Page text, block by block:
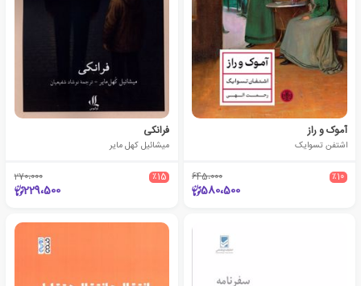
آموک و راز
اشتفن تسوایک
٪10 645،000
580،500
فرانکی
میشائیل کهل مایر‮
٪15 270،000
229،500